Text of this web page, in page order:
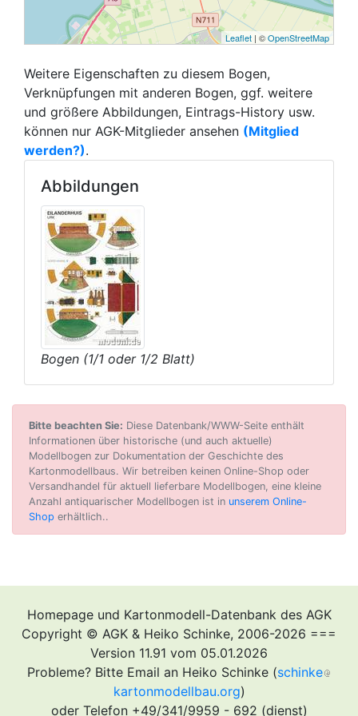
Leaflet | ©OpenStreetMap
Weitere Eigenschaften zu diesem Bogen,
Verknüpfungen mit anderen Bogen, ggf. weitere
und größere Abbildungen, Eintrags-History usw.
können nur AGK-Mitglieder ansehen (Mitglied
werden?).
Abbildungen
Bogen (1/1 oder 1/2 Blatt)
Bitte beachten Sie: Diese Datenbank/WWW-Seite enthält
Informationen über historische (und auch aktuelle)
Modellbogen zur Dokumentation der Geschichte des
Kartonmodellbaus. Wir betreiben keinen Online-Shop oder
Versandhandel für aktuell lieferbare Modellbogen, eine kleine
Anzahl antiquarischer Modellbogen ist in unserem Online-
Shop erhältlich..
Homepage und Kartonmodell-Datenbank des AGK
Copyright © AGK & Heiko Schinke, 2006-2026 ===
Version 11.91 vom 05.01.2026
Probleme? Bitte Email an Heiko Schinke (schinke
kartonmodellbau.org)
oder Telefon +49/341/9959 - 692 (dienst)